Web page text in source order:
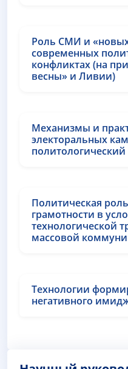
Роль СМИ и
современных
конфликтах (на
весны» и Ливии)
Механизмы и
электоральных
политологический
Политическая
грамотности в
технологической
массовой
Технологии
негативного